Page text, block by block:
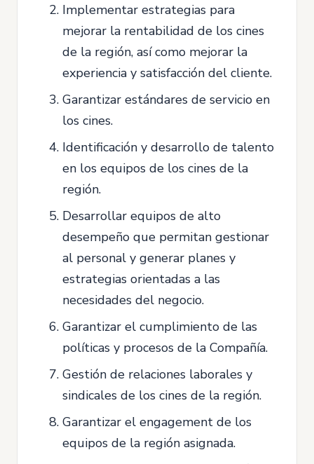
Implementar estrategias para
mejorar la rentabilidad de los cines
de la región, así como mejorar la
experiencia y satisfacción del cliente.
Garantizar estándares de servicio en
los cines.
Identificación y desarrollo de talento
en los equipos de los cines de la
región.
Desarrollar equipos de alto
desempeño que permitan gestionar
al personal y generar planes y
estrategias orientadas a las
necesidades del negocio.
Garantizar el cumplimiento de las
políticas y procesos de la Compañía.
Gestión de relaciones laborales y
sindicales de los cines de la región.
Garantizar el engagement de los
equipos de la región asignada.